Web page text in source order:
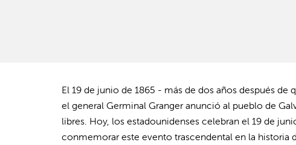
El 19 de junio de 1865 - más de dos años después
el general Germinal Granger anunció al pueblo de
libres. Hoy, los estadounidenses celebran el 19 de
conmemorar este evento trascendental en la